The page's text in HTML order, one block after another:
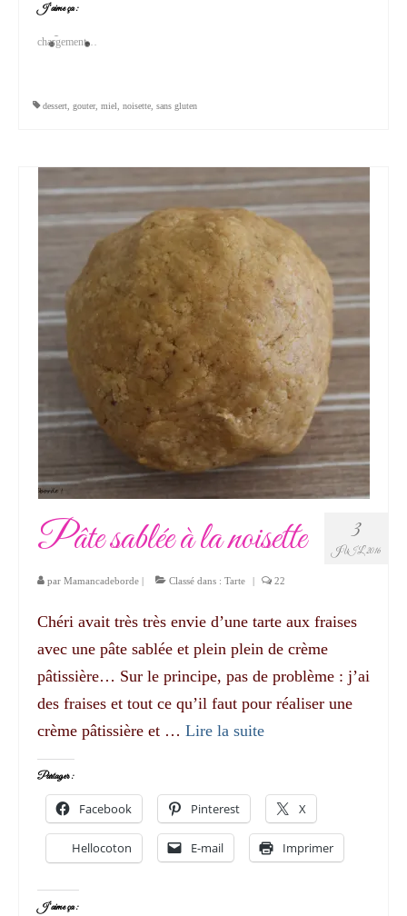
J’aime ça :
chargement…
dessert gouter, miel noisette sans gluten
3
JUIL 2016
Pâte sablée à la noisette
par Mamancadeborde | Classé dans : Tarte | 22
Chéri avait très très envie d’une tarte aux fraises
avec une pâte sablée et plein plein de crème
pâtissière… Sur le principe, pas de problème : j’ai
des fraises et tout ce qu’il faut pour réaliser une
crème pâtissière et … Lire la suite­­
Partager :
Facebook Pinterest X
Hellocoton E-mail Imprimer
J’aime ça :